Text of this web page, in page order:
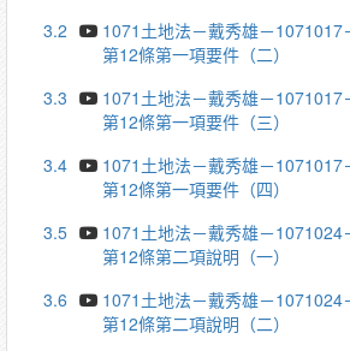
3.2
1071土地法－戴秀雄－1071017
第12條第一項要件（二）
3.3
1071土地法－戴秀雄－1071017
第12條第一項要件（三）
3.4
1071土地法－戴秀雄－1071017
第12條第一項要件（四）
3.5
1071土地法－戴秀雄－1071024
第12條第二項說明（一）
3.6
1071土地法－戴秀雄－1071024
第12條第二項說明（二）